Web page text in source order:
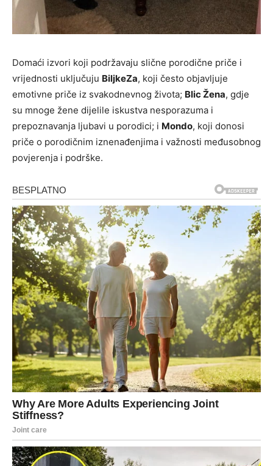
Domaći izvori koji podržavaju slične porodične priče i
vrijednosti uključuju BiljkeZa, koji često objavljuje
emotivne priče iz svakodnevnog života; Blic Žena, gdje
su mnoge žene dijelile iskustva nesporazuma i
prepoznavanja ljubavi u porodici; i Mondo, koji donosi
priče o porodičnim iznenađenjima i važnosti međusobnog
povjerenja i podrške.